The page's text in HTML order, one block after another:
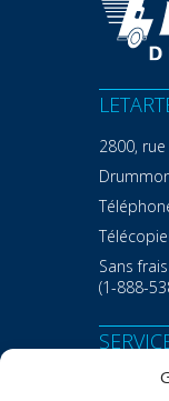
2800,
Sans
(1-888-
Transport